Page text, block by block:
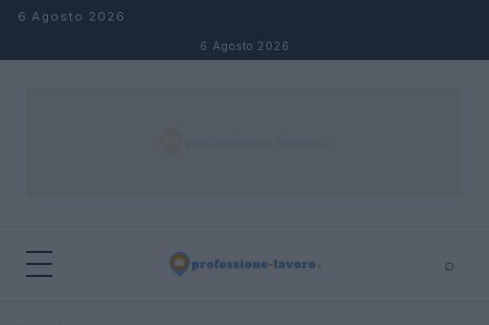
Salta al contenuto
6 Agosto 2026
6 Agosto 2026
⌕